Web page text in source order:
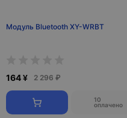
Модуль Bluetooth XY-WRBT
164 ¥ 2 296 ₽
10
оплачено